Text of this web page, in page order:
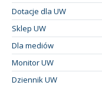
Dotacje dla UW
Sklep UW
Dla mediów
Monitor UW
Dziennik UW